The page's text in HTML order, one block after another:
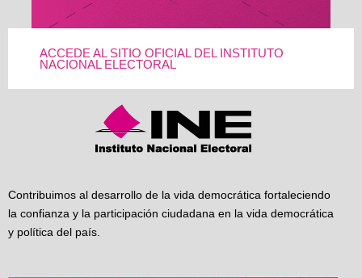
ACCEDE AL SITIO OFICIAL DEL INSTITUTO
NACIONAL ELECTORAL
Contribuimos al desarrollo de la vida democrática fortaleciendo
la confianza y la participación ciudadana en la vida democrática
y política del país.